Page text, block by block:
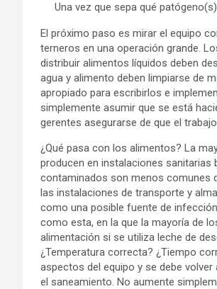
Una vez que sepa qué
El próximo paso es mirar el equipo
terneros en una operación grande.
distribuir alimentos líquidos deben
agua y alimento deben limpiarse de
apropiado para escribirlos e
simplemente asumir que se está
gerentes asegurarse de que el
¿Qué pasa con los alimentos? La
producen en instalaciones
contaminados son menos comunes
las instalaciones de transporte y
como una posible fuente de
como esta, en la que la mayoría de
alimentación si se utiliza leche de
¿Temperatura correcta? ¿Tiempo
aspectos del equipo y se debe
el saneamiento. No aumente